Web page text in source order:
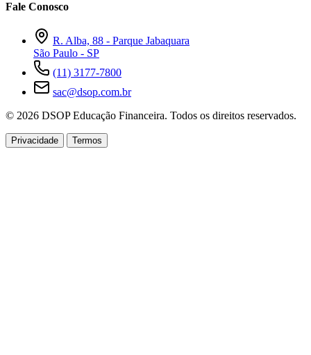
Fale Conosco
R. Alba, 88 - Parque Jabaquara
São Paulo - SP
(11) 3177-7800
sac@dsop.com.br
© 2026 DSOP Educação Financeira. Todos os direitos reservados.
Privacidade Termos